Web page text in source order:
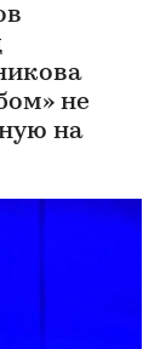
не
на